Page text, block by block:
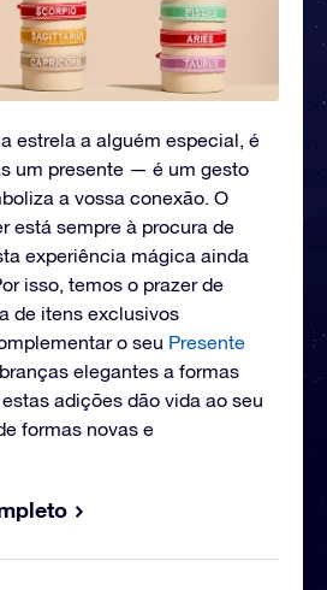
estrela a alguém especial, é
um presente — é um gesto
a vossa conexão. O
está sempre à procura de
experiência mágica ainda
isso, temos o prazer de
de itens exclusivos
o seu Presente
elegantes a formas
adições dão vida ao seu
formas novas e